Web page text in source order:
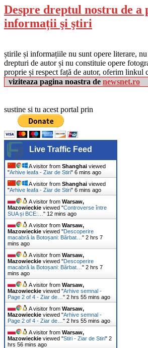
Despre dreptul nostru de a
informații şi ştiri
știrile și informațiile nu sunt opere literare,
drepturi de autor și nu constituie opere
proprie și respect față de autor, oferim linkul
viziteaza pagina noastra de newsnet.ro
sustine si tu acest portal prin
Live Traffic Feed
A visitor from Shanghai viewed
"Arhive leafa - Ziar de Stiri" 6 mins ago
A visitor from Shanghai viewed
"Arhive leafa - Ziar de Stiri" 6 mins ago
A visitor from Warsaw,
Mazowieckie viewed "Controverse între
SUA și BCE:… " 12 mins ago
A visitor from Warsaw,
Mazowieckie viewed "Descoperire
macabră la Botoșani: Bărbat… " 2 hrs 7
mins ago
A visitor from Warsaw,
Mazowieckie viewed "Descoperire
macabră la Botoșani: Bărbat… " 2 hrs 7
mins ago
A visitor from Warsaw,
Mazowieckie viewed "Arhive semnal -
Page 2 of 4 - Ziar de… " 2 hrs 55 mins ago
A visitor from Warsaw,
Mazowieckie viewed "Arhive semnal -
Page 2 of 4 - Ziar de… " 2 hrs 55 mins ago
A visitor from Warsaw,
Mazowieckie viewed "Stiri - Ziar de Stiri" 2
hrs 56 mins ago